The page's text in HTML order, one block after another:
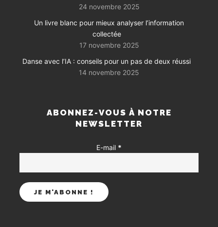
24 novembre 2025
Un livre blanc pour mieux analyser l’information
collectée
17 novembre 2025
Danse avec l’IA : conseils pour un pas de deux réussi
14 novembre 2025
ABONNEZ-VOUS À NOTRE
NEWSLETTER
E-mail *